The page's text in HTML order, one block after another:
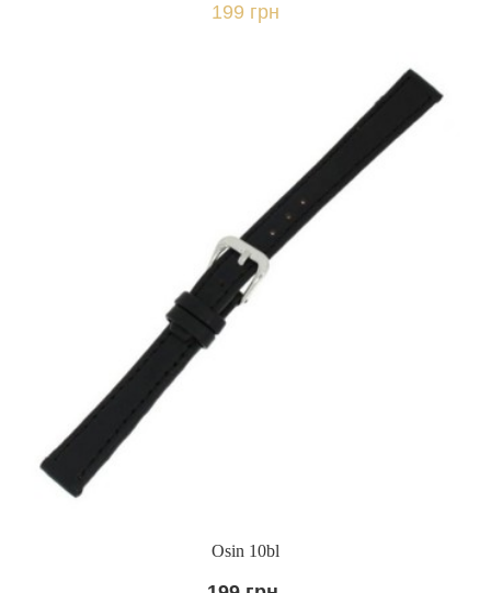
199 грн
Osin 10bl